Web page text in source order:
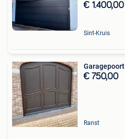
€ 1.400,00
Sint-Kruis
Garagepoort
€ 750,00
Ranst